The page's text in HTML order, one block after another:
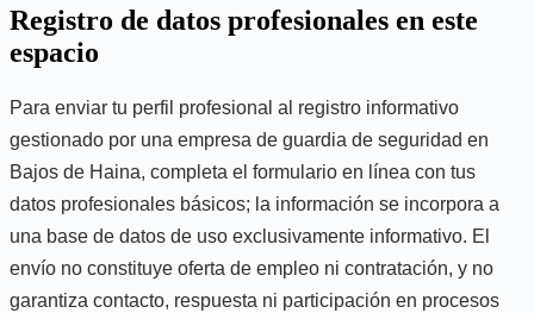
Registro de datos profesionales en este
espacio
Para enviar tu perfil profesional al registro informativo
gestionado por una empresa de guardia de seguridad en
Bajos de Haina, completa el formulario en línea con tus
datos profesionales básicos; la información se incorpora a
una base de datos de uso exclusivamente informativo. El
envío no constituye oferta de empleo ni contratación, y no
garantiza contacto, respuesta ni participación en procesos